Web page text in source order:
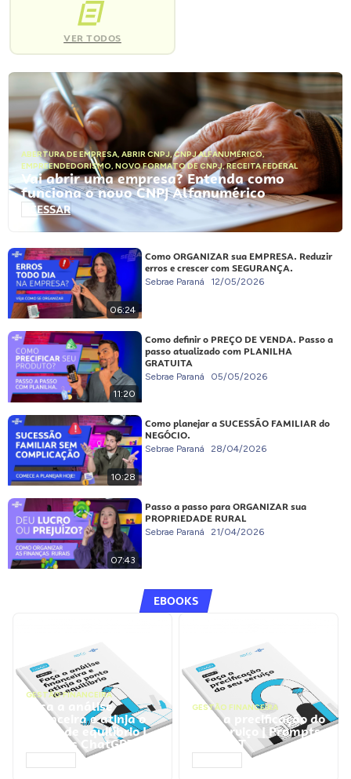
VER TODOS
ABERTURA DE EMPRESA, ABRIR CNPJ,CNPJ ALFANUMÉRICO,
EMPREENDEDORISMO, NOVO FORMATO DE CNPJ,RECEITA FEDERAL
Vai abrir uma empresa? Entenda como
funciona o novo CNPJ Alfanumérico
ACESSAR
06:24
Como ORGANIZAR sua EMPRESA. Reduzir
erros e crescer com SEGURANÇA.
Sebrae Paraná 12/05/2026
11:20
Como definir o PREÇO DE VENDA. Passo a
passo atualizado com PLANILHA
GRATUITA
Sebrae Paraná 05/05/2026
10:28
Como planejar a SUCESSÃO FAMILIAR do
NEGÓCIO.
Sebrae Paraná 28/04/2026
07:43
Passo a passo para ORGANIZAR sua
PROPRIEDADE RURAL
Sebrae Paraná 21/04/2026
EBOOKS
GESTÃO FINANCEIRA
Faça a análise
financeira e atinja o
ponto de equilíbrio |
Prompts ChatGPT
GESTÃO FINANCEIRA
Faça a precificação do
seu serviço | Prompts
ChatGPT